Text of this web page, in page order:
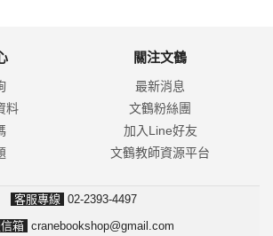
料
關注文鶴
最新消息
文鶴粉絲團
加入Line好友
文鶴教師資源平台
客服專線 02-2393-4497
箱 cranebookshop@gmail.com